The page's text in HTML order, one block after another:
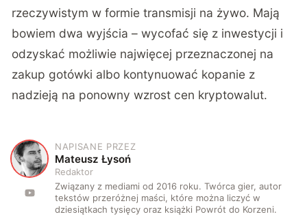
rzeczywistym w formie transmisji na żywo. Mają
bowiem dwa wyjścia – wycofać się z inwestycji i
odzyskać możliwie najwięcej przeznaczonej na
zakup gotówki albo kontynuować kopanie z
nadzieją na ponowny wzrost cen kryptowalut.
M
NAPISANE PRZEZ
Mateusz Łysoń
Redaktor
Związany z mediami od 2016 roku. Twórca gier, autor
tekstów przeróżnej maści, które można liczyć w
dziesiątkach tysięcy oraz książki Powrót do Korzeni.